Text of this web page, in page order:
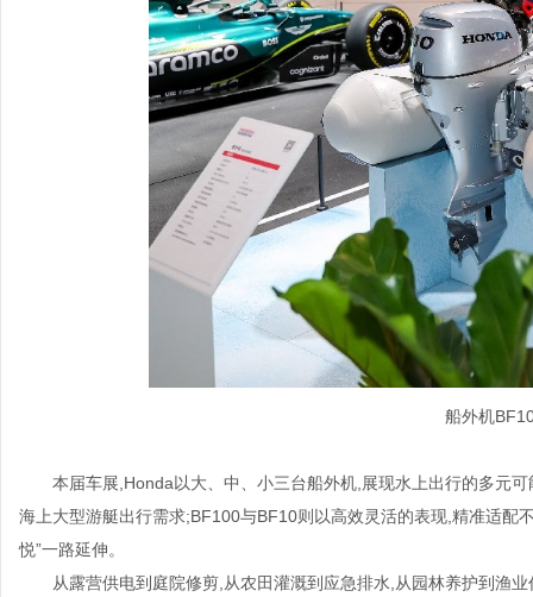
船外机
本届车展,Honda以大、中、小三台船外机,展现水上出行的多元
海上大型游艇出行需求;BF100与BF10则以高效灵活的表现,精准适配
悦”一路延伸。
从露营供电到庭院修剪,从农田灌溉到应急排水,从园林养护到